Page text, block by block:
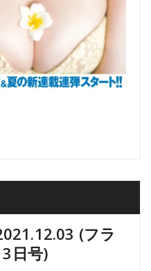
(フラ
日号)